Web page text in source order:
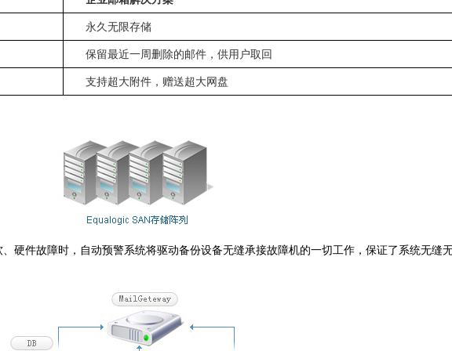
永久无限存储
保留最近一周删除的邮件，供用户取回
支持超大附件，赠送超大网盘
硬件故障时，自动预警系统将驱动备份设备无缝承接故障机的一切工作，保证了系统无缝